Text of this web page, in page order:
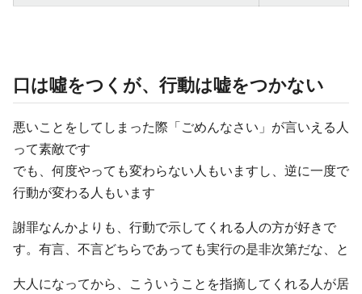
口は噓をつくが、行動は嘘をつかない
悪いことをしてしまった際「ごめんなさい」が言いえる人
って素敵です
でも、何度やっても変わらない人もいますし、逆に一度で
行動が変わる人もいます
謝罪なんかよりも、行動で示してくれる人の方が好きで
す。有言、不言どちらであっても実行の是非次第だな、と
大人になってから、こういうことを指摘してくれる人が居